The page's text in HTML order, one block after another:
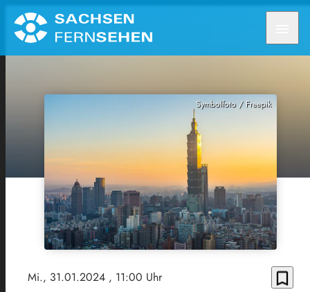
Symbolfoto / Freepik
Mi., 31.01.2024 , 11:00 Uhr bookmark_border